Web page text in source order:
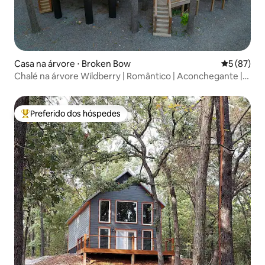
Casa na árvore ⋅ Broken Bow 5 de uma
5 (87)
Chalé na árvore Wildberry | Romântico | Aconchegante |
Entre os melhores preferidos dos hóspedes
Preferido dos hóspedes